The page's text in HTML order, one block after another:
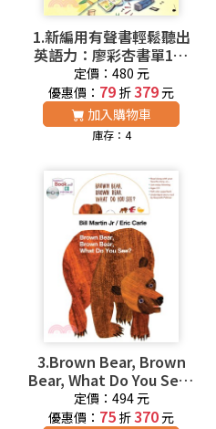
1.新編用有聲書輕鬆聽出
英語力：廖彩杏書單168
本英語啟蒙經典
定價：480 元
優惠價： 79 折379元
加入購物車
庫存：4
3.Brown Bear, Brown
Bear, What Do You See?
(1平裝+1CD) 廖彩杏老師
推薦有聲書第1週
定價：494 元
優惠價： 75 折370元